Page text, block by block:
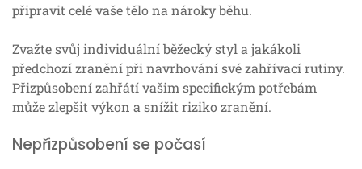
připravit celé vaše tělo na nároky běhu.
Zvažte svůj individuální běžecký styl a jakákoli
předchozí zranění při navrhování své zahřívací rutiny.
Přizpůsobení zahřátí vašim specifickým potřebám
může zlepšit výkon a snížit riziko zranění.
Nepřizpůsobení se počasí